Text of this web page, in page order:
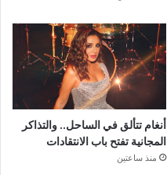
أنغام تتألق في الساحل.. والتذاكر
المجانية تفتح باب الانتقادات
منذ ساعتين